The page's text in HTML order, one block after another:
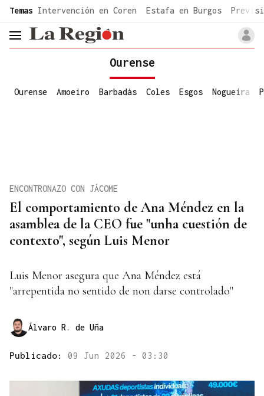
common.go-to-content
Temas Intervención en Coren Estafa en Burgos
header.menu.open
Ourense
Ourense Amoeiro Barbadás Coles Esgos Nogueira
El comportamiento de Ana Méndez en la
asamblea de la CEO fue "unha cuestión de
contexto", según Luis Menor
ENCONTRONAZO CON JÁCOME
Luis Menor asegura que Ana Méndez está
"arrepentida no sentido de non darse controlado"
Álvaro R. de Uña
Publicado: 09 Jun 2026 - 03:30